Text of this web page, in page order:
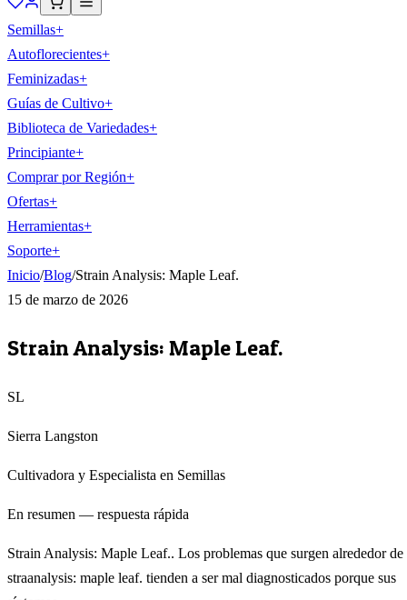
Semillas+
Autoflorecientes+
Feminizadas+
Guías de Cultivo+
Biblioteca de Variedades+
Principiante+
Comprar por Región+
Ofertas+
Herramientas+
Soporte+
Inicio/Blog/Strain Analysis: Maple Leaf.
15 de marzo de 2026
Strain Analysis: Maple Leaf.
SL
Sierra Langston
Cultivadora y Especialista en Semillas
En resumen — respuesta rápida
Strain Analysis: Maple Leaf.. Los problemas que surgen alrededor de
straanalysis: maple leaf. tienden a ser mal diagnosticados porque sus